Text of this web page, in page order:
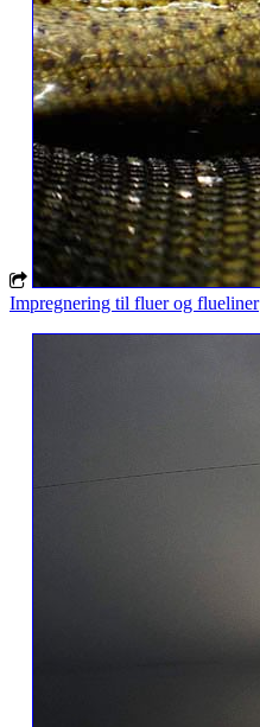
Impregnering til fluer og flueliner